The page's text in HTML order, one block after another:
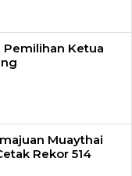
Pemilihan Ketua
Muaythai
Rekor 514